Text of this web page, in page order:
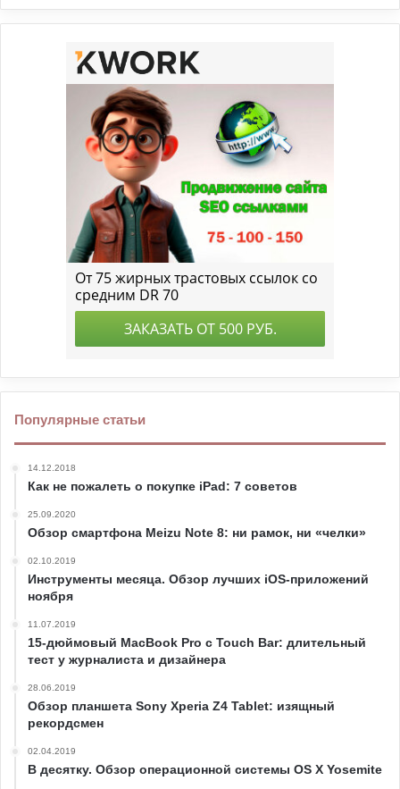
Популярные статьи
14.12.2018
Как не пожалеть о покупке iPad: 7 советов
25.09.2020
Обзор смартфона Meizu Note 8: ни рамок, ни «челки»
02.10.2019
Инструменты месяца. Обзор лучших iOS-приложений
ноября
11.07.2019
15-дюймовый MacBook Pro с Touch Bar: длительный
тест у журналиста и дизайнера
28.06.2019
Обзор планшета Sony Xperia Z4 Tablet: изящный
рекордсмен
02.04.2019
В десятку. Обзор операционной системы OS X Yosemite